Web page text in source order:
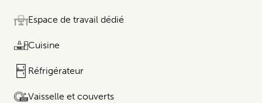
Espace de travail dédié​​​‌ ‍ ​‍​‍‌‍ ‌ ​‍‌‍‍‌‌‍‌ ‌‍‍‌‌‍ ‍​‍​‍​‍​‍‌ ​ ‌‍​‌‌‍ ‍‌‍‌‌ ‌​‌ ‍‌ ​ ‌‍‌‌‌‌‌‌‌ ​‍‌‍ ​​ ‌​‍‌‌​ ​‍‌​‌‍‌ ​ ‌ ‌​‌ ‌‌‌‍‌​‌‍‌‌‍ ​‍‌‍‌‌‍‌‌‍ ​‍‌‍‌‌‍‌​ ‌​ ‌​ ​‌‌‍‌​​ ​​​ ‌‍​ ​‌‍‌‌‌‍‌‍​‍ ‌​ ​ ‌‍‌‌‌‍‌‍​ ​‍​‍ ‌​ ‌​​ ‌‌​ ​ ‌‍​‍​‍ ‌‌‍​‌‍​ ​ ‌‍‌‍​‌​‍ ‌‌‍​‍​ ​ ‌‍​‌‌‍​‌​ ‍​​ ​ ​ ​‍​ ‌​ ‍​‌‍​‌‌‍​ ​ ‌​​ ‍​​‍‌‍‌ ‌​‌ ‍‌‌ ​‌‍‌‌ ​‌‍‌‌ ‌‌‍​‌‌‍ ‌‌‍‌‌‌‍ ‌​‌ ‍‌​‍‌‍‌ ​​‌‍​‌‌ ‌​‌‍‍​​ ‌‌ ‌​‌‍‍‌‌ ‌​‌‍ ​‌‍‌‌​‍​‍‌
Cuisine
Réfrigérateur​​​‌ ‍ ​‍​‍‌‍ ‌ ​‍‌‍‍‌‌‍‌ ‌‍‍‌‌‍ ‍​‍​‍​‍​‍‌ ​ ‌‍​‌‌‍ ‌‍‌‍‌‌ ‌​‌ ‍‌​‍ ‍‌‍‌‌‍ ​‍​‍​‍ ‌‍‍​‌ ​‍‌‍‌‌‌‍‌‍​‍​‍​ ‍‍​‍​‍​‍ ‌ ​ ‌ ‌​‌ ‌‌‌‍‌​‌‍‍‌‌‍ ​‍ ‌‍‍‌‌‍ ‍‌ ‌​‌‍‌‌‌‍ ‍‌ ‌​​‍ ‌‍‌‌‌‍‌​‌‍‍‌‌ ‌​​‍ ‌‍ ‌‌‍ ‌‍‌​‌‍‌‌​ ‌‌ ​​‌ ​‍‌‍‌‌‌ ​ ‌‍‌‌‌‍ ‌​‌‍​‌‌ ‌​‌‍‍‌‌‍ ‌‍ ‍​ ‍ ‌‍‍‌‌‍‌​​ ‌​ ‌ ​ ​ ​ ​‌​ ​‌​ ‍‌​ ​‍​ ​‍​ ​ ​‍ ‌​ ‌‍​ ‌‍​ ​ ‌‍‌‌​‍ ‌​ ‌​​ ​ ‌‍​ ​ ‌‍​‍ ‌‌‍‌​ ​ ‌‍‌‌‌‍‌‍​ ​‍​‍ ‌​ ‌​ ​ ‌‌​ ​ ‌‍​‍​‍ ‌‌‍​‌‍​ ​ ‌‍‌‍​‌​‍ ‌‌‍​‍​ ​ ‌‍​‌‌‍​‌​ ‍​​ ​ ​ ​‍​ ‌‍​‌‌‍​ ​ ‌​​ ‍​​‍‌‍‌ ‌​‌ ‍‌‌ ​​‌‍‌‌​ ‌‌‍​‌‌‍ ‌‌‍‌‌‌‍ ‌‍‌‌ ‌​‌ ‍‌​‍‌‍‌ ​​‌‍​‌‌ ‌​‌‍‍​​ ‌‌ ‌​‌‍‍‌‌ ‌​‌‍ ​‌‍‌‌​‍​‍‌ ‌
Vaisselle et couverts